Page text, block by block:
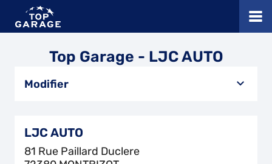
Top Garage - LJC AUTO
Modifier
LJC AUTO
81 Rue Paillard Duclere